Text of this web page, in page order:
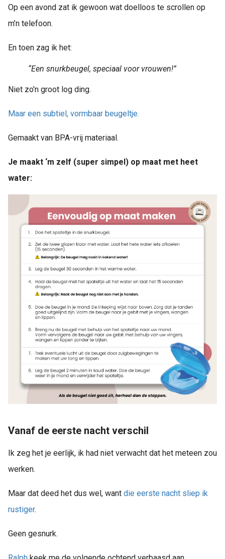
Op een avond zat ik gewoon wat doelloos te scrollen op
m’n telefoon.
En toen zag ik het:
“Een snurkbeugel, speciaal voor vrouwen!”
Niet zo'n groot log ding.
Maar een subtiel, vormbaar beugeltje.
Gemaakt van BPA-vrij materiaal.
Je maakt ‘m zelf (super simpel) op maat met heet
water:
Vanaf de eerste nacht verschil
Ik zeg het je eerlijk, ik had niet verwacht dat het meteen zou
werken.
Maar dat deed het dus wel, want die eerste nacht sliep ik
rustiger.
Geen gesnurk.